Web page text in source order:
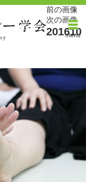
menu
前の画像
次の画像
201610